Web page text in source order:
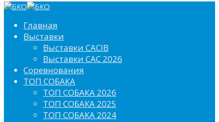
Главная
Выставки
Выставки CACIB
Выставки САС 2026
Соревнования
ТОП СОБАКА
ТОП СОБАКА 2026
ТОП СОБАКА 2025
ТОП СОБАКА 2024